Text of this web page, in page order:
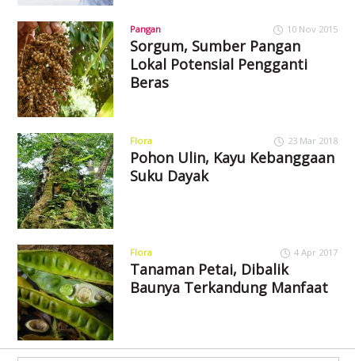
Pangan 10 Nov 2015
Sorgum, Sumber Pangan
Lokal Potensial Pengganti
Beras
Flora 23 Mar 2018
Pohon Ulin, Kayu Kebanggaan
Suku Dayak
Flora 4 Apr 2017
Tanaman Petai, Dibalik
Baunya Terkandung Manfaat